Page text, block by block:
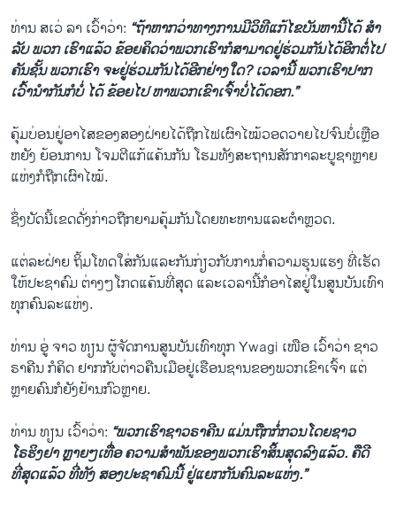
ທ່ານ ສເວ່ ລາ ເວົ້າວ່າ: “ຖ້າຫາກວ່າທາງການມີວິທີແກ້ໄຂບັນຫານີ້ໄດ້ ສໍາ
ລັບ ພວກ ເຮົາແລ້ວ ຂ້ອຍຄິດວ່າພວກເຮົາກໍສາມາດຢູ່ຮ່ວມກັນໄດ້ອີກຕໍ່ໄປ
ຄັນຊັ້ນ ພວກເຮົາ ຈະຢູ່ຮ່ວມກັນໄດ້ອີກຢ່າງໃດ? ເວລານີ້ ພວກເຮົາປາກ
ເວົ້ານໍາກັນກໍບໍ່ ໄດ້ ຂ້ອຍໄປ ຫາພວກເຂົາເຈົ້າບໍ່ໄດ້ດອກ.”
ຄຸ້ມບ່ອນຢູ່ອາໄສຂອງສອງຝ່າຍໄດ້ຖືກໄຟເຜົາໄໝ້ວອດວາຍໄປຈົນບໍ່ເຫຼືອ
ຫຍັງ ຍ້ອນການ ໂຈມຕີແກ້ແຄ້ນກັນ ໂຮມທັງສະຖານສັກກາລະບູຊາຫຼາຍ
ແຫ່ງກໍຖືກເຜົາໄໝ້.
ຊຶ່ງບັດນີ້ເຂດດັ່ງກ່າວຖືກຍາມຄຸ້ມກັນໂດຍທະຫານແລະຕໍາຫຼວດ.
ແຕ່ລະຝ່າຍ ຖິ້ມໂທດໃສ່ກັນແລະກັນກ່ຽວກັບການກໍ່ຄວາມຮຸນແຮງ ທີ່ເຮັດ
ໃຫ້ປະຊາຄົມ ຕ່າງໆໂກດແຄ້ນທີ່ສຸດ ແລະເວລານີ້ກໍອາໄສຢູ່ໃນສູນບັນເທົາ
ທຸກຄົນລະແຫ່ງ.
ທ່ານ ອູ່ ຈາວ ທຽນ ຜູ້ຈັດການສູນບັນເທົາທຸກ Ywagi ເໜືອ ເວົ້າວ່າ ຊາວ
ຣາຄີນ ກໍຄິດ ຢາກກັບຕ່າວຄືນເມືອຢູ່ເຮືອນຊານຂອງພວກເຂົາເຈົ້າ ແຕ່
ຫຼາຍຄົນກໍຍັງຢ້ານກົວຫຼາຍ.
ທ່ານ ທຽນ ເວົ້າວ່າ: “ພວກເຮົາຊາວຣາຄີນ ແມ່ນຖືກກໍ່ກວນໂດຍຊາວ
ໂຣຮິງຢາ ຫຼາຍໆເທື່ອ ຄວາມສໍາພັນຂອງພວກເຮົາສິ້ນສຸດລົງແລ້ວ. ຄືດີ
ທີ່ສຸດແລ້ວ ທີ່ທັງ ສອງປະຊາຄົມນີ້ ຢູ່ແຍກກັນຄົນລະແຫ່ງ.”